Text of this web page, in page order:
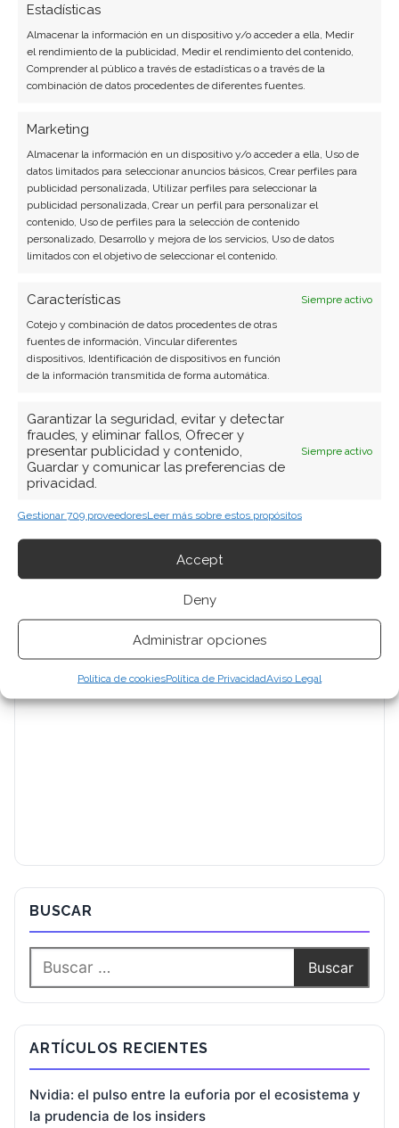
Estadísticas
Almacenar la información en un dispositivo y/o acceder a ella, Medir
el rendimiento de la publicidad, Medir el rendimiento del contenido,
Comprender al público a través de estadísticas o a través de la
combinación de datos procedentes de diferentes fuentes.
Marketing
Almacenar la información en un dispositivo y/o acceder a ella, Uso de
datos limitados para seleccionar anuncios básicos, Crear perfiles para
publicidad personalizada, Utilizar perfiles para seleccionar la
publicidad personalizada, Crear un perfil para personalizar el
contenido, Uso de perfiles para la selección de contenido
personalizado, Desarrollo y mejora de los servicios, Uso de datos
limitados con el objetivo de seleccionar el contenido.
Características
Siempre activo
Cotejo y combinación de datos procedentes de otras
fuentes de información, Vincular diferentes
dispositivos, Identificación de dispositivos en función
de la información transmitida de forma automática.
Garantizar la seguridad, evitar y detectar
fraudes, y eliminar fallos, Ofrecer y
presentar publicidad y contenido,
Guardar y comunicar las preferencias de
privacidad.
Siempre activo
Gestionar 709 proveedoresLeer más sobre estos propósitos
Accept
Deny
Administrar opciones
Política de cookiesPolítica de PrivacidadAviso Legal
SOBRE EL AUTOR
Javier Martínez González
tecnológico. Analiza las últimas tendencias en
hardware, software empresarial y computación en
la nube.
Ver todos los artículos →
BUSCAR
ARTÍCULOS RECIENTES
Nvidia: el pulso entre la euforia por el ecosistema y
la prudencia de los insiders